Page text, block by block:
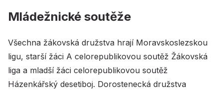
Mládežnické soutěže
Všechna žákovská družstva hrají Moravskoslezskou
ligu, starší žáci A celorepublikovou soutěž Žákovská
liga a mladší žáci celorepublikovou soutěž
Házenkářský desetiboj. Dorostenecká družstva